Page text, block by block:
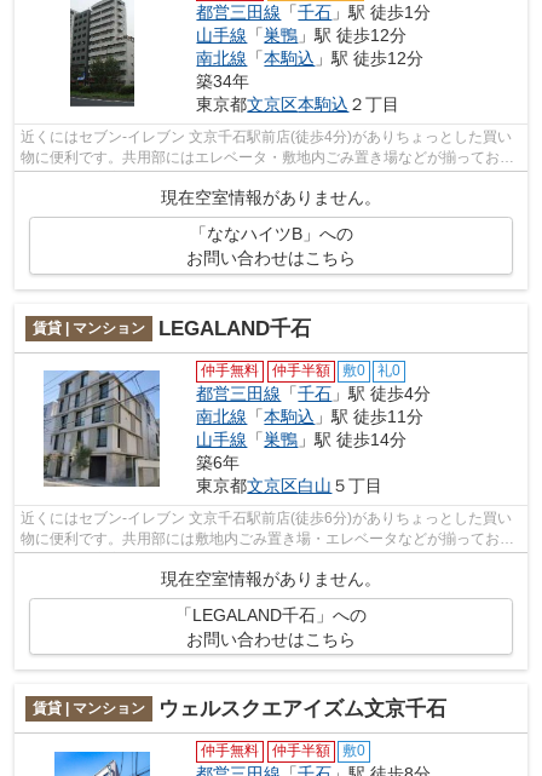
都営三田線 「千石 」駅 徒歩1分
山手線 「巣鴨 」駅 徒歩12分
南北線 「本駒込 」駅 徒歩12分
築34年
東京都文京区本駒込 ２丁目
近くにはセブン-イレブン 文京千石駅前店(徒歩4分)がありちょっとした買い
物に便利です。共用部にはエレベータ・敷地内ごみ置き場などが揃ってお
現在空室情報がありません。
「ななハイツB」への
お問い合わせはこちら
賃貸 | マンション LEGALAND千石
仲手無料 仲手半額 敷0 礼0
都営三田線 「千石 」駅 徒歩4分
南北線 「本駒込 」駅 徒歩11分
山手線 「巣鴨 」駅 徒歩14分
築6年
東京都文京区白山 ５丁目
近くにはセブン-イレブン 文京千石駅前店(徒歩6分)がありちょっとした買い
物に便利です。共用部には敷地内ごみ置き場・エレベータなどが揃ってお
り、とても充実しています。2駅利用可...
現在空室情報がありません。
「LEGALAND千石」への
お問い合わせはこちら
賃貸 | マンション ウェルスクエアイズム文京千石
仲手無料 仲手半額 敷0